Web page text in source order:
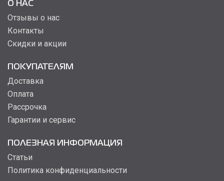
О НАС
Отзывы о нас
Контакты
Скидки и акции
ПОКУПАТЕЛЯМ
Доставка
Оплата
Рассрочка
Гарантии и сервис
ПОЛЕЗНАЯ ИНФОРМАЦИЯ
Статьи
Политика конфиденциальности